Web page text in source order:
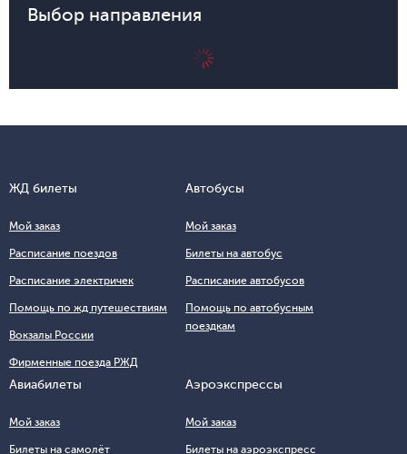
Выбор направления
ЖД билеты
Мой заказ
Расписание поездов
Расписание электричек
Помощь по жд путешествиям
Вокзалы России
Фирменные поезда РЖД
Автобусы
Мой заказ
Билеты на автобус
Расписание автобусов
Помощь по автобусным
поездкам
Авиабилеты
Мой заказ
Билеты на самолёт
Аэроэкспрессы
Мой заказ
Билеты на аэроэкспресс